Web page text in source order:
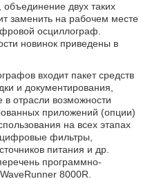
двух таких
заменить на рабочем месте
осциллограф.
новинок приведены в
входит пакет средств
и документирования,
в отрасли возможности
приложений (опции)
на всех этапах
фильтры,
питания и др.
программно-
8000R.